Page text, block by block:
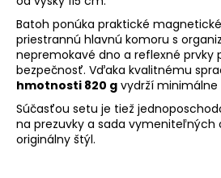
Batoh ponúka praktické
priestrannú hlavnú komoru s
nepremokavé dno a reflexné prvky
bezpečnosť. Vďaka kvalitnému
hmotnosti 820 g vydrží minimálne
Súčasťou setu je tiež
na prezuvky a sada vymeniteľných
originálny štýl.
r
e
b
u
j
e
t